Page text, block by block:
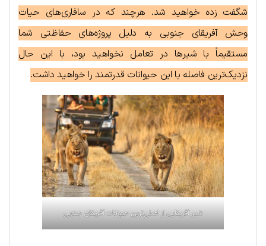
شگفت زده خواهید شد. هرچند که در سافاری‌های حیات
وحش آفریقای جنوبی به دلیل پروژه‌های حفاظتی شما
مستقیماً با شیرها در تعامل نخواهید بود، با این حال
نزدیک‌ترین فاصله با این حیوانات قدرتمند را خواهید داشت.
شیر آفریقایی از اصلی‌ترین حیوانات آفریقای جنوبی